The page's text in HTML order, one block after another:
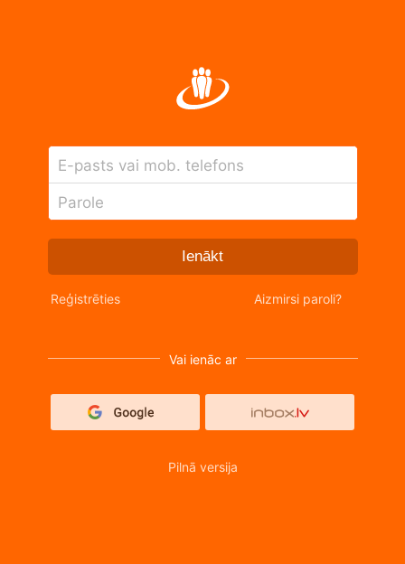
E-pasts vai mob. telefons
Parole
Ienākt
Reģistrēties Aizmirsi paroli?
Vai ienāc ar
Pilnā versija